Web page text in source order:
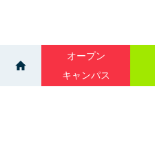
オープン
キャンパス